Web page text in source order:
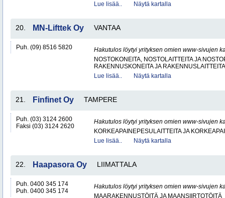
Lue lisää..
Näytä kartalla
20. MN-Lifttek Oy VANTAA
Puh. (09) 8516 5820
Hakutulos löytyi yrityksen omien www-sivujen
NOSTOKONEITA, NOSTOLAITTEITA JA
RAKENNUSKONEITA JA RAKENNUSLAITTEITA
Lue lisää..
Näytä kartalla
21. Finfinet Oy TAMPERE
Puh. (03) 3124 2600
Faksi (03) 3124 2620
Hakutulos löytyi yrityksen omien www-sivujen
KORKEAPAINEPESULAITTEITA JA
Lue lisää..
Näytä kartalla
22. Haapasora Oy LIIMATTALA
Puh. 0400 345 174
Puh. 0400 345 174
Hakutulos löytyi yrityksen omien www-sivujen
MAARAKENNUSTÖITÄ JA MAANSIIRTOTÖITÄ